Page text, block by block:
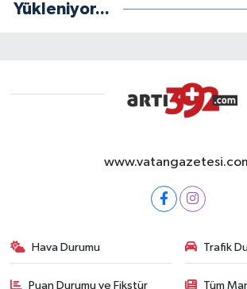
Yükleniyor...
Hava Durumu Trafik
Puan Durumu ve Fikstür Tüm